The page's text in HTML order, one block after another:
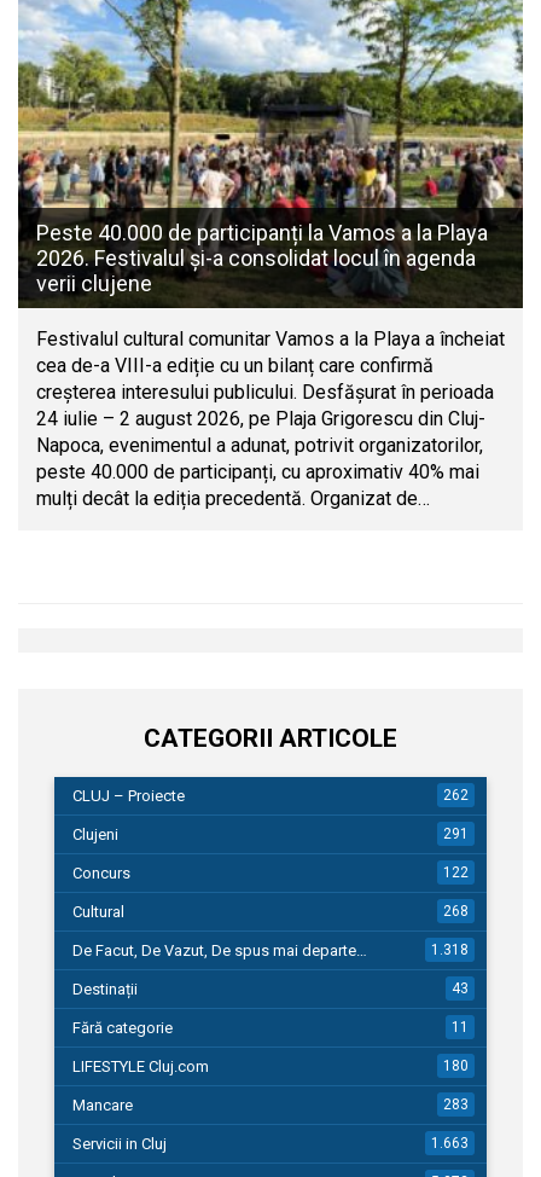
Peste 40.000 de participanți la Vamos a la Playa
2026. Festivalul și-a consolidat locul în agenda
verii clujene
Festivalul cultural comunitar Vamos a la Playa a încheiat
cea de-a VIII-a ediție cu un bilanț care confirmă
creșterea interesului publicului. Desfășurat în perioada
24 iulie – 2 august 2026, pe Plaja Grigorescu din Cluj-
Napoca, evenimentul a adunat, potrivit organizatorilor,
peste 40.000 de participanți, cu aproximativ 40% mai
mulți decât la ediția precedentă. Organizat de…
CATEGORII ARTICOLE
CLUJ – Proiecte 262
Clujeni 291
Concurs 122
Cultural 268
De Facut, De Vazut, De spus mai departe… 1.318
Destinații 43
Fără categorie 11
LIFESTYLE Cluj.com 180
Mancare 283
Servicii in Cluj 1.663